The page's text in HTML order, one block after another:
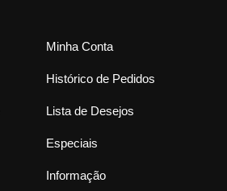
Minha Conta
Histórico de Pedidos
Lista de Desejos
Especiais
Informação